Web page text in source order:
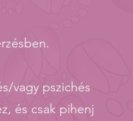
vagy pszichés
és csak pihenj